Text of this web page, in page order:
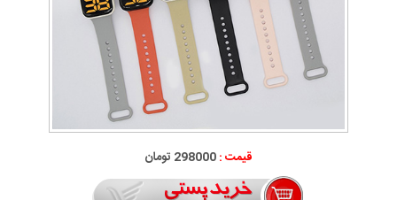
قیمت :298000 تومان